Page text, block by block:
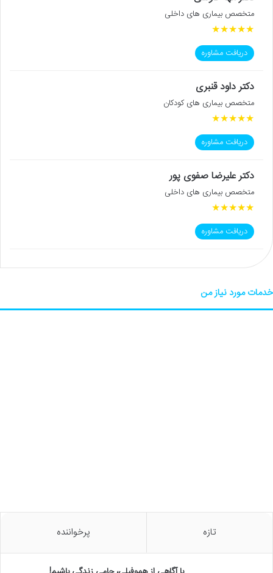
متخصص بیماری های داخلی
★
★
★
★
★
دریافت مشاوره
دکتر داود قنبری
متخصص بیماری های کودکان
★
★
★
★
★
دریافت مشاوره
دکتر علیرضا صفوی پور
متخصص بیماری های داخلی
★
★
★
★
★
دریافت مشاوره
خدمات مورد نیاز من
تازه پرخواننده